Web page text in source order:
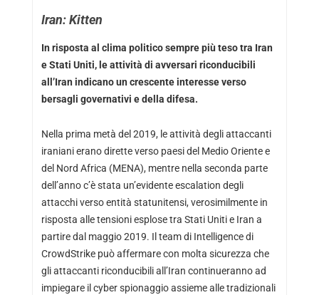
Iran: Kitten
In risposta al clima politico sempre più teso tra Iran
e Stati Uniti, le attività di avversari riconducibili
all’Iran indicano un crescente interesse verso
bersagli governativi e della difesa.
Nella prima metà del 2019, le attività degli attaccanti
iraniani erano dirette verso paesi del Medio Oriente e
del Nord Africa (MENA), mentre nella seconda parte
dell’anno c’è stata un’evidente escalation degli
attacchi verso entità statunitensi, verosimilmente in
risposta alle tensioni esplose tra Stati Uniti e Iran a
partire dal maggio 2019. Il team di Intelligence di
CrowdStrike può affermare con molta sicurezza che
gli attaccanti riconducibili all’Iran continueranno ad
impiegare il cyber spionaggio assieme alle tradizionali